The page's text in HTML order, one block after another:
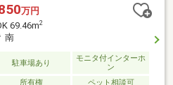
万円
69.46m2
南
駐車場あり
モニタ付インターホ
ン
所有権 ペット相談可